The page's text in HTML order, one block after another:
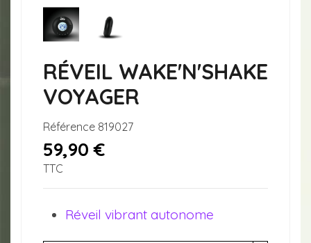
RÉVEIL WAKE'N'SHAKE
VOYAGER
Référence 819027
59,90 €
TTC
Réveil vibrant autonome